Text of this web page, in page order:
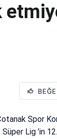
Spor
Lig ’in